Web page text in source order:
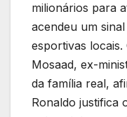
milionários para
acendeu um
esportivas
Mosaad, ex-
da família real,
Ronaldo justifica